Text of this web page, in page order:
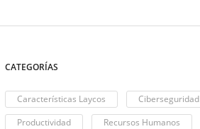
CATEGORÍAS
Características Laycos Ciberseguridad
Productividad
Recursos Humanos